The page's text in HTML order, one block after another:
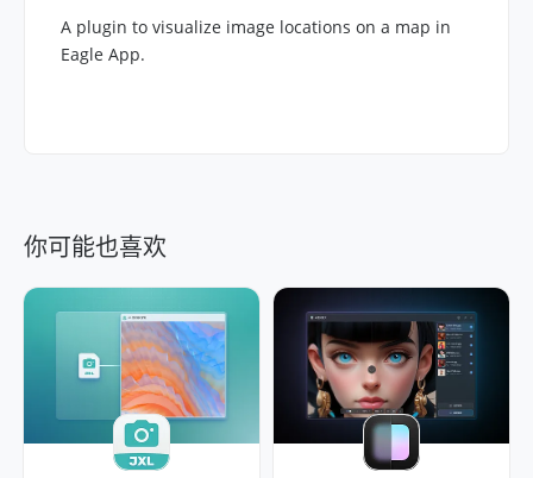
A plugin to visualize image locations on a map in
Eagle App.
你可能也喜欢